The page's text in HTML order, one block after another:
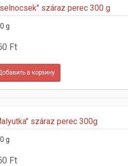
száraz perec 300 g
g
Ft
száraz perec 300g
g
Ft